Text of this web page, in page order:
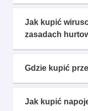
Jak kupić
zasadach
Gdzie kupić
Jak kupić